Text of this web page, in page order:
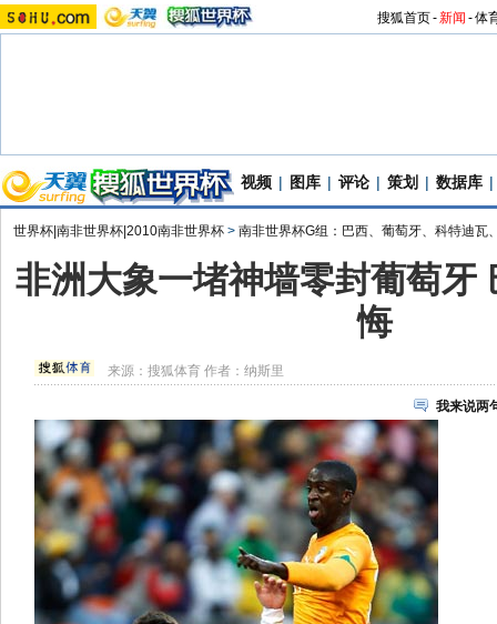
搜狐首页-新闻 -体
视频 | 图库 | 评论 | 策划 | 数据库 |
世界杯|南非世界杯|2010南非世界杯 > 南非世界杯G组：巴西、葡萄牙、科特迪瓦
非洲大象一堵神墙零封葡萄牙
悔
来源：搜狐体育 作者：纳斯里
我来说两